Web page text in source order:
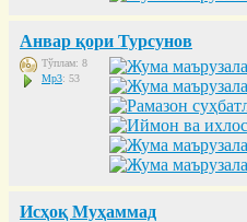
Анвар қори Турсунов
Тўплам: 8
Mp3: 53
Исҳоқ Муҳаммад